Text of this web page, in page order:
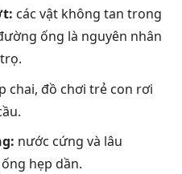
các vật không tan trong
ống là nguyên nhân
chai, đồ chơi trẻ con rơi
nước cứng và lâu
hẹp dần.